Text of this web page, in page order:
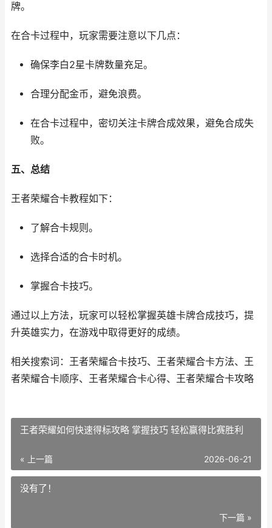
牌。
在合卡过程中，玩家需要注意以下几点：
确保李白2星卡牌数量充足。
合理分配金币，避免浪费。
在合卡过程中，密切关注卡牌合成效果，避免合成失
败。
五、总结
王者荣耀合卡教程如下：
了解合卡规则。
选择合适的合卡时机。
掌握合卡技巧。
通过以上方法，玩家可以轻松掌握英雄卡牌合成技巧，提
升英雄实力，在游戏中取得更好的成绩。
相关搜索词：王者荣耀合卡技巧、王者荣耀合卡方法、王
者荣耀合卡顺序、王者荣耀合卡心得、王者荣耀合卡攻略
王者荣耀如何快速得标攻略 掌握技巧 轻松赢得比赛胜利
« 上一篇 2026-06-21
没有了！
下一篇 »